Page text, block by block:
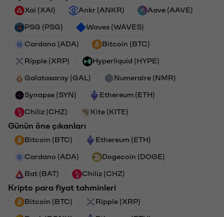
Xai (XAI) Ankr (ANKR) Aave (AAVE)
PSG (PSG) Waves (WAVES)
Cardano (ADA) Bitcoin (BTC)
Ripple (XRP) Hyperliquid (HYPE)
Galatasaray (GAL) Numeraire (NMR)
Synapse (SYN) Ethereum (ETH)
Chiliz (CHZ) Kite (KITE)
Günün öne çıkanları
Bitcoin (BTC) Ethereum (ETH)
Cardano (ADA) Dogecoin (DOGE)
Bat (BAT) Chiliz (CHZ)
Kripto para fiyat tahminleri
Bitcoin (BTC) Ripple (XRP)